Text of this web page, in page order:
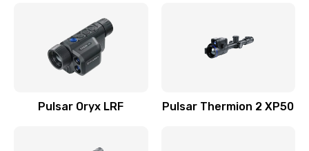
Pulsar Oryx LRF Pulsar Thermion 2 XP50